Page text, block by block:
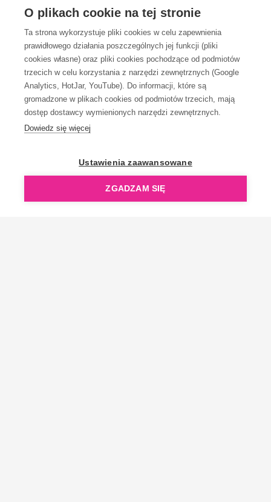
O plikach cookie na tej stronie
Ta strona wykorzystuje pliki cookies w celu zapewnienia
prawidłowego działania poszczególnych jej funkcji (pliki
cookies własne) oraz pliki cookies pochodzące od podmiotów
trzecich w celu korzystania z narzędzi zewnętrznych (Google
Analytics, HotJar, YouTube). Do informacji, które są
gromadzone w plikach cookies od podmiotów trzecich, mają
dostęp dostawcy wymienionych narzędzi zewnętrznych.
Dowiedz się więcej
Ustawienia zaawansowane
ZGADZAM SIĘ
OBSŁUGA KLIENTA
KONTAKT
OpenGift jest częścią ReflectGroup.